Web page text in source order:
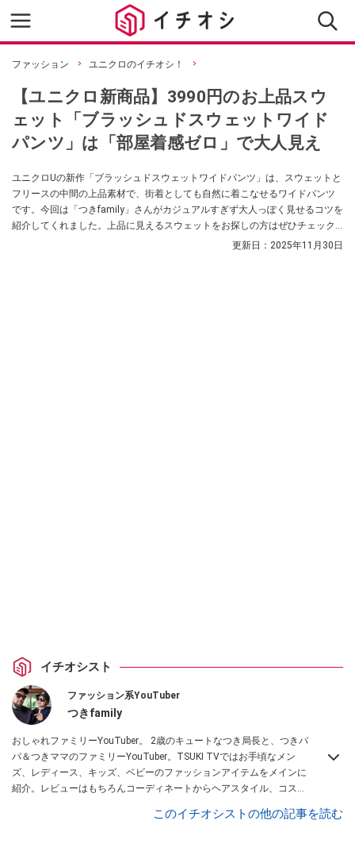
ファッション ユニクロのイチオシ！
【ユニクロ新商品】3990円のお上品スウ
ェット「ブラッシュドスウェットワイド
パンツ」は「部屋着感ゼロ」で大人見え
ユニクロUの新作「ブラッシュドスウェットワイドパンツ」は、スウェットと
フリースの中間の上品素材で、街着としても自然に着こなせるワイドパンツ
です。今回は「つきfamily」さんがカジュアルすぎず大人っぽく見せるコツを
紹介してくれました。上品に見えるスウェットをお探しの方はぜひチェック
更新日： 2025年11月30日
イチオシスト
ファッション系YouTuber
つきfamily
おしゃれファミリーYouTuber。 2歳のキュートなつき局長と、つきパ
パ＆つきママのファミリーYouTuber。TSUKI TVではお手頃なメン
ズ、レディース、キッズ、ベビーのファッションアイテムをメインに
紹介。レビューはもちろんコーディネートからヘアスタイル、コスメ
このイチオシストの他の記事を読む